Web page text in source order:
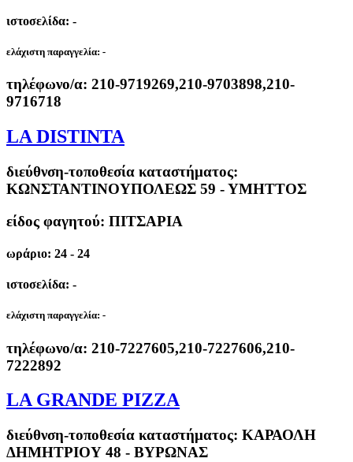
ιστοσελίδα: -
ελάχιστη παραγγελία: -
τηλέφωνο/α: 210-9719269,210-9703898,210-
9716718
LA DISTINTA
διεύθνση-τοποθεσία καταστήματος:
ΚΩΝΣΤΑΝΤΙΝΟΥΠΟΛΕΩΣ 59 - ΥΜΗΤΤΟΣ
είδος φαγητού: ΠΙΤΣΑΡΙΑ
ωράριο: 24 - 24
ιστοσελίδα: -
ελάχιστη παραγγελία: -
τηλέφωνο/α: 210-7227605,210-7227606,210-
7222892
LA GRANDE PIZZA
διεύθνση-τοποθεσία καταστήματος: ΚΑΡΑΟΛΗ
ΔΗΜΗΤΡΙΟΥ 48 - ΒΥΡΩΝΑΣ